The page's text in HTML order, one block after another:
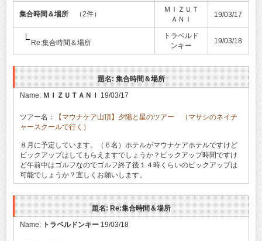
集合時間＆場所（2件）
ＭＩＺＵＴ
ＡＮＩ
19/03/17
Re:集合時間＆場所
トラベルド
ンキー
19/03/18
題名: 集合時間＆場所
Name: ＭＩＺＵＴＡＮＩ 19/03/17
ツアー名：
【マウナケア山頂】夕陽と星のツアー （マサシのネイチ
ャースクールで行く）
８月に予定しています。（６名）ホテルがマウナケアホテルですけど
ピックアップはしてもらえますでしょうか？ピックアップ時間ですけ
ど午前中はゴルフなのでゴルフ終了後１４時くらいのピックアップは
可能でしょうか？宜しくお願いします。
題名: Re:集合時間＆場所
Name:
トラベルドンキー19/03/18